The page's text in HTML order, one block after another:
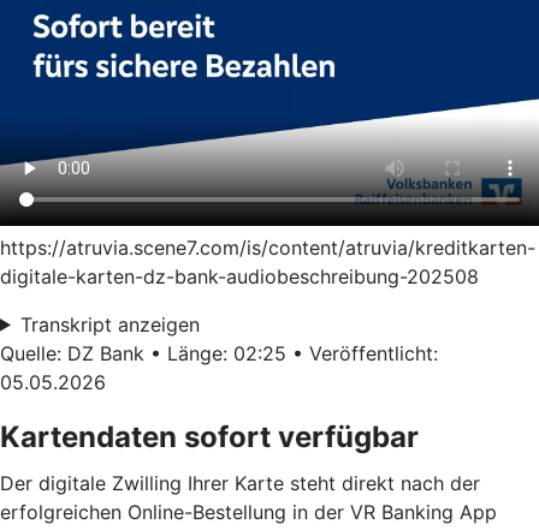
https://atruvia.scene7.com/is/content/atruvia/kreditkarten-
digitale-karten-dz-bank-audiobeschreibung-202508
Transkript anzeigen
Quelle: DZ Bank • Länge: 02:25 • Veröffentlicht:
05.05.2026
Kartendaten sofort verfügbar
Der digitale Zwilling Ihrer Karte steht direkt nach der
erfolgreichen Online-Bestellung in der VR Banking App